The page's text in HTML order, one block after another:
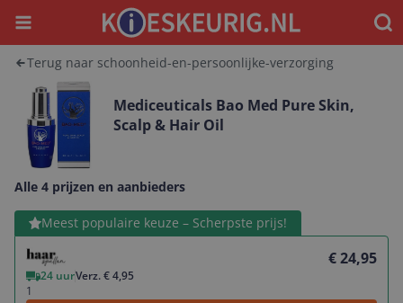
Menu
Terug naar schoonheid-en-persoonlijke-verzorging
Mediceuticals Bao Med Pure Skin,
Scalp & Hair Oil
Alle 4 prijzen en aanbieders
Meest populaire keuze – Scherpste prijs!
€ 24,95
24 uurVerz. € 4,95
1
Bekijk product